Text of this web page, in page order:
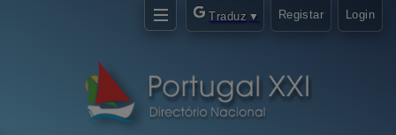
Traduz ▼ Registar Login